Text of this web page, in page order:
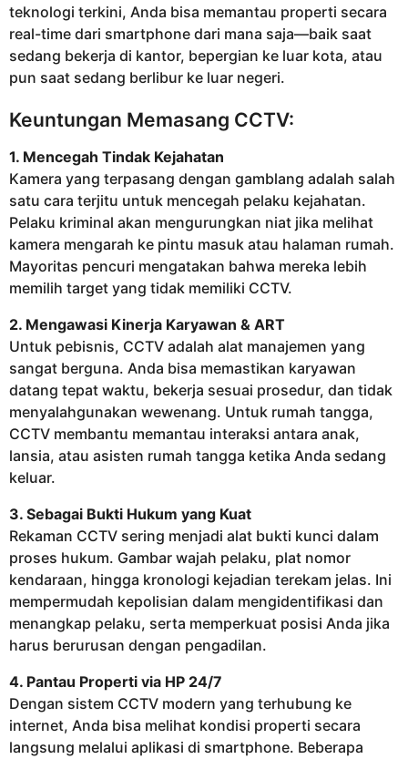
teknologi terkini, Anda bisa memantau properti secara
real-time dari smartphone dari mana saja—baik saat
sedang bekerja di kantor, bepergian ke luar kota, atau
pun saat sedang berlibur ke luar negeri.
Keuntungan Memasang CCTV:
1. Mencegah Tindak Kejahatan
Kamera yang terpasang dengan gamblang adalah salah
satu cara terjitu untuk mencegah pelaku kejahatan.
Pelaku kriminal akan mengurungkan niat jika melihat
kamera mengarah ke pintu masuk atau halaman rumah.
Mayoritas pencuri mengatakan bahwa mereka lebih
memilih target yang tidak memiliki CCTV.
2. Mengawasi Kinerja Karyawan & ART
Untuk pebisnis, CCTV adalah alat manajemen yang
sangat berguna. Anda bisa memastikan karyawan
datang tepat waktu, bekerja sesuai prosedur, dan tidak
menyalahgunakan wewenang. Untuk rumah tangga,
CCTV membantu memantau interaksi antara anak,
lansia, atau asisten rumah tangga ketika Anda sedang
keluar.
3. Sebagai Bukti Hukum yang Kuat
Rekaman CCTV sering menjadi alat bukti kunci dalam
proses hukum. Gambar wajah pelaku, plat nomor
kendaraan, hingga kronologi kejadian terekam jelas. Ini
mempermudah kepolisian dalam mengidentifikasi dan
menangkap pelaku, serta memperkuat posisi Anda jika
harus berurusan dengan pengadilan.
4. Pantau Properti via HP 24/7
Dengan sistem CCTV modern yang terhubung ke
internet, Anda bisa melihat kondisi properti secara
langsung melalui aplikasi di smartphone. Beberapa